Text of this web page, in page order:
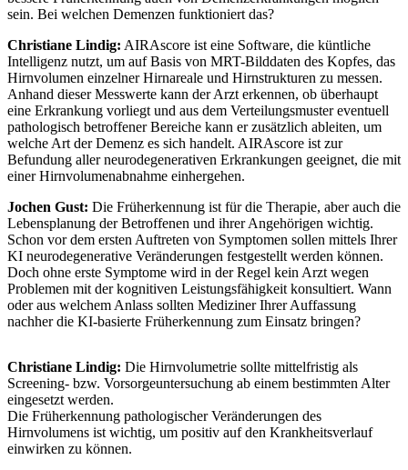
sein. Bei welchen Demenzen funktioniert das?
Christiane Lindig: AIRAscore ist eine Software, die küntliche
Intelligenz nutzt, um auf Basis von MRT-Bilddaten des Kopfes, das
Hirnvolumen einzelner Hirnareale und Hirnstrukturen zu messen.
Anhand dieser Messwerte kann der Arzt erkennen, ob überhaupt
eine Erkrankung vorliegt und aus dem Verteilungsmuster eventuell
pathologisch betroffener Bereiche kann er zusätzlich ableiten, um
welche Art der Demenz es sich handelt. AIRAscore ist zur
Befundung aller neurodegenerativen Erkrankungen geeignet, die mit
einer Hirnvolumenabnahme einhergehen.
Jochen Gust: Die Früherkennung ist für die Therapie, aber auch die
Lebensplanung der Betroffenen und ihrer Angehörigen wichtig.
Schon vor dem ersten Auftreten von Symptomen sollen mittels Ihrer
KI neurodegenerative Veränderungen festgestellt werden können.
Doch ohne erste Symptome wird in der Regel kein Arzt wegen
Problemen mit der kognitiven Leistungsfähigkeit konsultiert. Wann
oder aus welchem Anlass sollten Mediziner Ihrer Auffassung
nachher die KI-basierte Früherkennung zum Einsatz bringen?
Christiane Lindig: Die Hirnvolumetrie sollte mittelfristig als
Screening- bzw. Vorsorgeuntersuchung ab einem bestimmten Alter
eingesetzt werden.
Die Früherkennung pathologischer Veränderungen des
Hirnvolumens ist wichtig, um positiv auf den Krankheitsverlauf
einwirken zu können.